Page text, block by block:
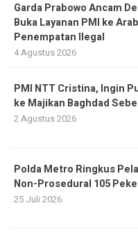
Garda Prabowo Ancam
Buka Layanan PMI ke
Penempatan Ilegal
4 Agustus 2026
PMI NTT Cristina, Ingin
ke Majikan Baghdad
2 Agustus 2026
Polda Metro Ringkus
Non-Prosedural 105
25 Juli 2026